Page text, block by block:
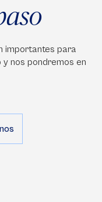
importantes para
nos pondremos en